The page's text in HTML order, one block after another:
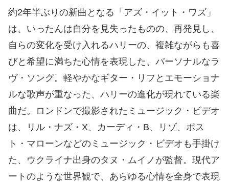
約2年半ぶりの新曲となる「アズ・イット・ワズ」
は、いったんは自分を見失ったものの、再発見し、
自らの変化を受け入れるハリーの、複雑ながらも喜
びと希望に満ちた心情を表現した、パーソナルなラ
ヴ・ソング。軽やかなギター・リフとエモーショナ
ルな歌声が重なった、ハリーの進化が現れている楽
曲だ。ロンドンで撮影されたミュージック・ビデオ
は、リル・ナズ・X、カーディ・B、リゾ、ポス
ト・マローンなどのミュージック・ビデオも手掛け
た、ウクライナ出身のタヌ・ムイノが監督。現代ア
ートのような世界観で、あらゆる心情を全身で表現